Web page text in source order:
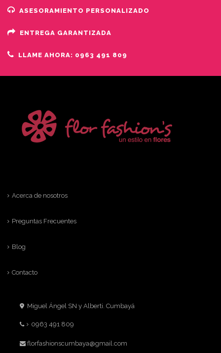
ASESORAMIENTO PERSONALIZADO
ENTREGA GARANTIZADA
LLAME AHORA: 0963 491 809
Acerca de nosotros
Preguntas Frecuentes
Blog
Contacto
Miguel Ángel SN y Alberti. Cumbayá
0963 491 809
florfashionscumbaya@gmail.com